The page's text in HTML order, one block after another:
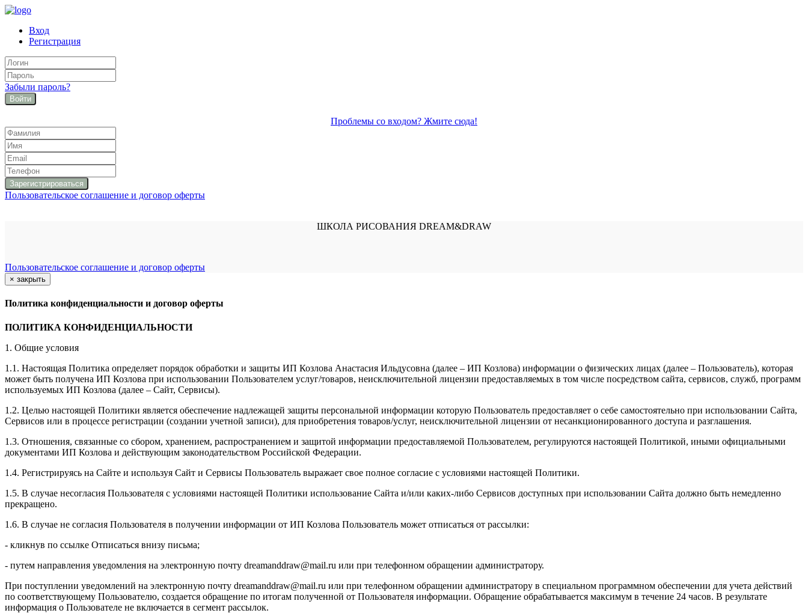
Вход
Регистрация
Забыли пароль?
Войти
Проблемы со входом? Жмите сюда!
Пользовательское соглашение и договор оферты
ШКОЛА РИСОВАНИЯ DREAM&DRAW
Пользовательское соглашение и договор оферты
× закрыть
Политика конфиденциальности и договор оферты
ПОЛИТИКА КОНФИДЕНЦИАЛЬНОСТИ
1. Общие условия
1.1. Настоящая Политика определяет порядок обработки и защиты ИП Козлова Анастасия Ильдусовна (далее – ИП Козлова) информации о физических лицах (далее – Пользователь), которая
может быть получена ИП Козлова при использовании Пользователем услуг/товаров, неисключительной лицензии предоставляемых в том числе посредством сайта, сервисов, служб, программ
используемых ИП Козлова (далее – Сайт, Сервисы).
1.2. Целью настоящей Политики является обеспечение надлежащей защиты персональной информации которую Пользователь предоставляет о себе самостоятельно при использовании Сайта,
Сервисов или в процессе регистрации (создании учетной записи), для приобретения товаров/услуг, неисключительной лицензии от несанкционированного доступа и разглашения.
1.3. Отношения, связанные со сбором, хранением, распространением и защитой информации предоставляемой Пользователем, регулируются настоящей Политикой, иными официальными
документами ИП Козловa и действующим законодательством Российской Федерации.
1.4. Регистрируясь на Сайте и используя Сайт и Сервисы Пользователь выражает свое полное согласие с условиями настоящей Политики.
1.5. В случае несогласия Пользователя с условиями настоящей Политики использование Сайта и/или каких-либо Сервисов доступных при использовании Сайта должно быть немедленно
прекращено.
1.6. В случае не согласия Пользователя в получении информации от ИП Козлова Пользователь может отписаться от рассылки:
- кликнув по ссылке Отписаться внизу письма;
- путем направления уведомления на электронную почту dreamanddraw@mail.ru или при телефонном обращении администратору.
При поступлении уведомлений на электронную почту dreamanddraw@mail.ru или при телефонном обращении администратору в специальном программном обеспечении для учета действий
по соответствующему Пользователю, создается обращение по итогам полученной от Пользователя информации. Обращение обрабатывается максимум в течение 24 часов. В результате
информация о Пользователе не включается в сегмент рассылок.